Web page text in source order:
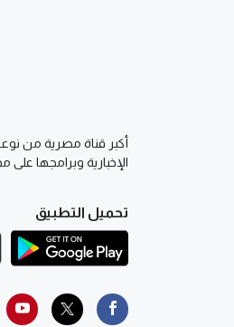
أكبر قناة مصرية من
الإخبارية وبرامجها على مدار 24
تحميل التطبيق